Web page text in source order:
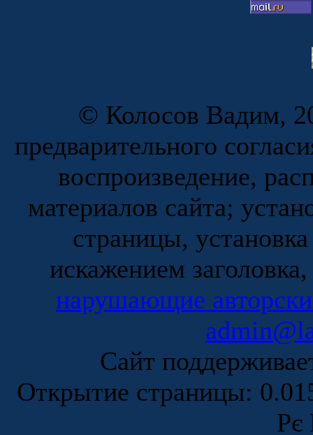
© Колосов Вадим,
предварительного
воспроизведение,
материалов сайта;
страницы,
искажением
нарушающие
Сайт
Открытие страницы:
Рє